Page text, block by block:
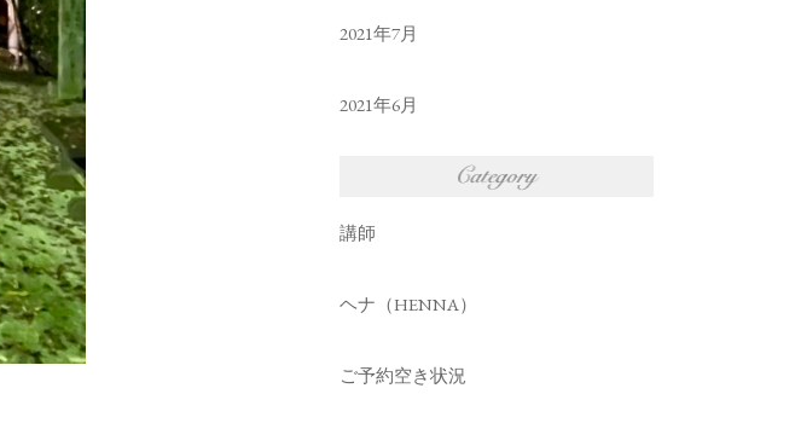
2021年7月
2021年6月
講師
ヘナ（HENNA）
ご予約空き状況